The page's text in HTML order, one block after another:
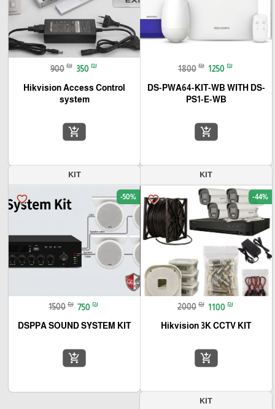
1800 ₪ 1250 ₪
DS-PWA64-KIT-WB WITH DS-
PS1-E-WB
add_shopping_cart
900 ₪ 350 ₪
Hikvision Access Control
system
add_shopping_cart
KIT
favorite_border -44%
2000 ₪ 1100 ₪
Hikvision 3K CCTV KIT
add_shopping_cart
KIT
favorite_border -50%
1500 ₪ 750 ₪
DSPPA SOUND SYSTEM KIT
add_shopping_cart
KIT